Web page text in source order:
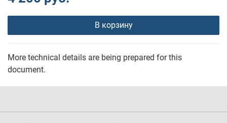
В корзину
More technical details are being prepared for this
document.